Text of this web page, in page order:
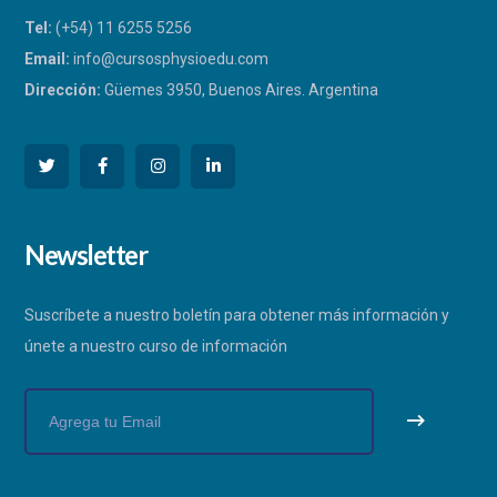
Respondemos a la brevedad
Tel: (+54) 11 6255 5256
Email: info@cursosphysioedu.com
Dirección: Güemes 3950, Buenos Aires. Argentina
Newsletter
Suscríbete a nuestro boletín para obtener más información y
únete a nuestro curso de información